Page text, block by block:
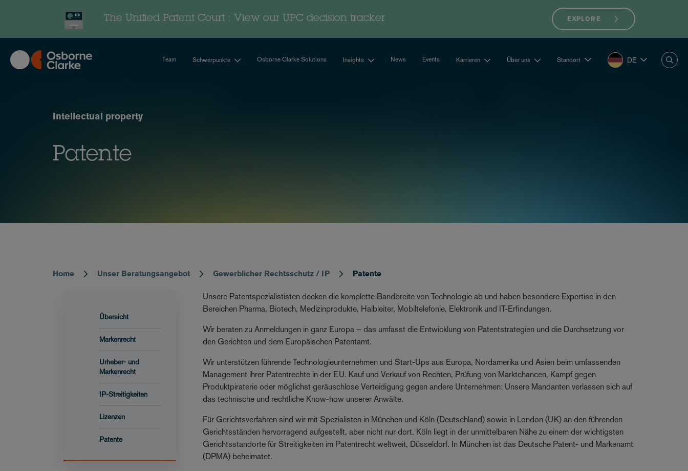
The Unified Patent Court : View our UPC decision tracker EXPLORE
Team Schwerpunkte Osborne Clarke Solutions Insights News Events Karrieren Über uns Standort DE
Intellectual property
Patente
Breadcrumb
Home Unser Beratungsangebot Gewerblicher Rechtsschutz / IP Patente
Übersicht
Markenrecht
Urheber- und
Markenrecht
IP-Streitigkeiten
Lizenzen
Patente
Unsere Patentspezialististen decken die komplette Bandbreite von Technologie ab und haben besondere Expertise in den
Bereichen Pharma, Biotech, Medizinprodukte, Halbleiter, Mobiltelefonie, Elektronik und IT-Erfindungen.
Wir beraten zu Anmeldungen in ganz Europa – das umfasst die Entwicklung von Patentstrategien und die Durchsetzung vor
den Gerichten und dem Europäischen Patentamt.
Wir unterstützen führende Technologieunternehmen und Start-Ups aus Europa, Nordamerika und Asien beim umfassenden
Management ihrer Patentrechte in der EU. Kauf und Verkauf von Rechten, Prüfung von Marktchancen, Kampf gegen
Produktpiraterie oder möglichst geräuschlose Verteidigung gegen andere Unternehmen: Unsere Mandanten verlassen sich auf
das technische und rechtliche Know-how unserer Anwälte.
Für Gerichtsverfahren sind wir mit Spezialisten in München und Köln (Deutschland) sowie in London (UK) an den führenden
Gerichtsständen hervorragend aufgestellt, aber nicht nur dort. Köln liegt in der unmittelbaren Nähe zu einem der wichtigsten
Gerichtsstandorte für Streitigkeiten im Patentrecht weltweit, Düsseldorf. In München ist das Deutsche Patent- und Markenamt
(DPMA) beheimatet.